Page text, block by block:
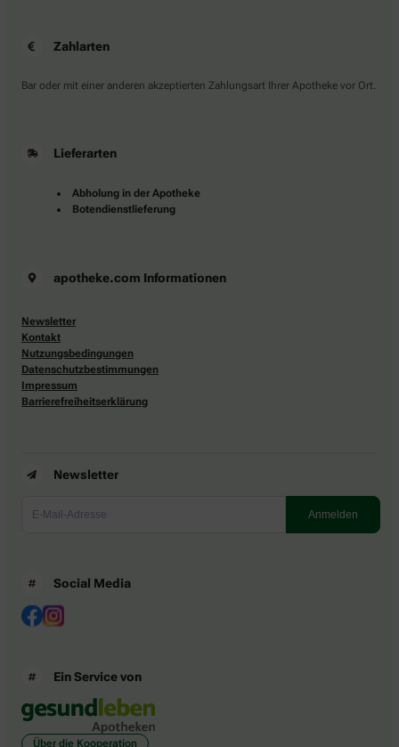
Zahlarten
Bar oder mit einer anderen akzeptierten Zahlungsart Ihrer Apotheke vor Ort.
Lieferarten
Abholung in der Apotheke
Botendienstlieferung
apotheke.com Informationen
Newsletter
Kontakt
Nutzungsbedingungen
Datenschutzbestimmungen
Impressum
Barrierefreiheitserklärung
Newsletter
Social Media
Ein Service von
Über die Kooperation